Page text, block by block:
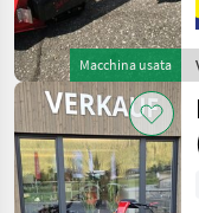
Macchina usata